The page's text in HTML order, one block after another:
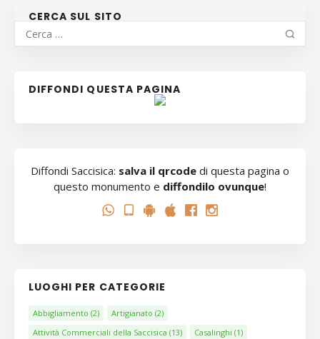
CERCA SUL SITO
DIFFONDI QUESTA PAGINA
Diffondi Saccisica: salva il qrcode di questa pagina o
questo monumento e diffondilo ovunque!
LUOGHI PER CATEGORIE
Abbigliamento (2) Artigianato (2)
Attività Commerciali della Saccisica (13) Casalinghi (1)